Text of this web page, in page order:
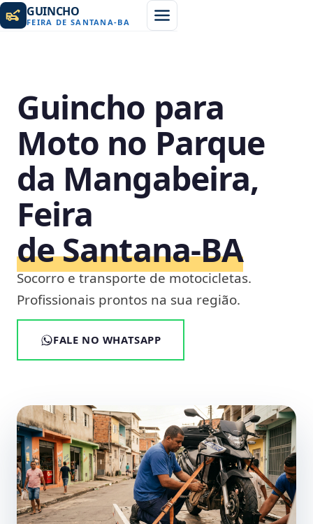
GUINCHO
FEIRA DE SANTANA-BA
Guincho para
Moto no Parque
da Mangabeira,
Feira
de Santana‑BA
Socorro e transporte de motocicletas.
Profissionais prontos na sua região.
FALE NO WHATSAPP